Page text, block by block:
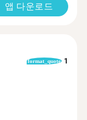
앱 다운로드
format_quote 1